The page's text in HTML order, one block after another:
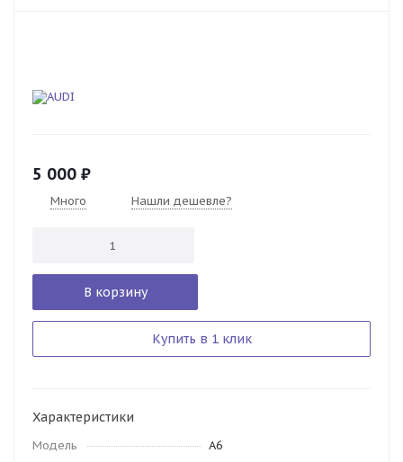
5 000 ₽
Много Нашли дешевле?
В корзину
Купить в 1 клик
Характеристики
Модель
A6